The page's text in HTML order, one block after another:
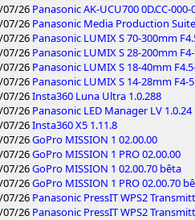
07/26 Panasonic AK-UCU700 0D.CC-
07/26 Panasonic Media Production
07/26 Panasonic LUMIX S 70-300mm
07/26 Panasonic LUMIX S 28-200mm
07/26 Panasonic LUMIX S 18-40mm
07/26 Panasonic LUMIX S 14-28mm F4-
07/26Insta360 Luna Ultra 1.0.288
07/26 Panasonic LED Manager LV 1.0.24
07/26Insta360 X5 1.11.8
07/26GoPro MISSION 1 02.00.00
07/26GoPro MISSION 1 PRO 02.00.00
07/26GoPro MISSION 1 02.00.70 bêta
07/26GoPro MISSION 1 PRO 02.00.70
07/26 Panasonic PressIT WPS2
07/26 Panasonic PressIT WPS2